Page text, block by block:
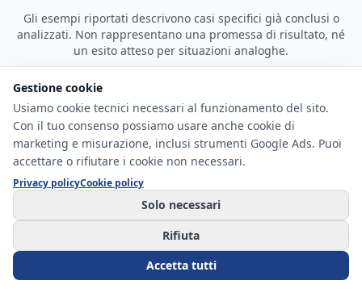
Gli esempi riportati descrivono casi specifici già conclusi o
analizzati. Non rappresentano una promessa di risultato, né
un esito atteso per situazioni analoghe.
CASO 1
Analisi tecnica su finanziamento
Situazione iniziale:
elementi da verificare in ambito contenzioso bancario.
Analisi della posizione: Verifica tecnica dei tassi sul
contratto: polizza assicurativa non conteggiata nel
TAEG e tasso effettivo oltre soglia.
Rotta individuata: Impostazione della tesi di usura
Gestione cookie
Usiamo cookie tecnici necessari al funzionamento del sito.
Con il tuo consenso possiamo usare anche cookie di
marketing e misurazione, inclusi strumenti Google Ads. Puoi
accettare o rifiutare i cookie non necessari.
Privacy policyCookie policy
Solo necessari
Rifiuta
Accetta tutti